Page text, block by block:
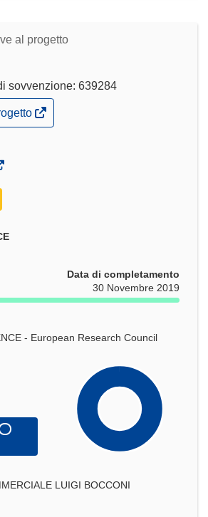
al progetto
sovvenzione: 639284
Data di completamento
30 Novembre 2019
- European Research Council
LUIGI BOCCONI